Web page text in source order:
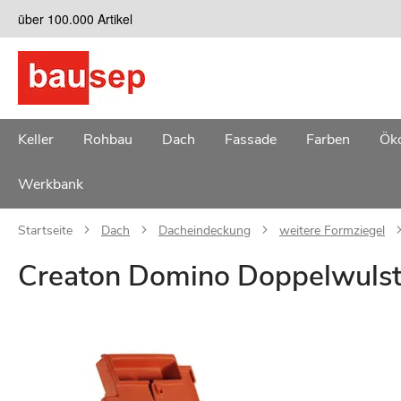
Zum
Inhalt
springen
über 100.000 Artikel
Keller Rohbau Dach Fassade Farben
Werkbank
Startseite Dach Dacheindeckung weitere Formziegel
Creaton Domino